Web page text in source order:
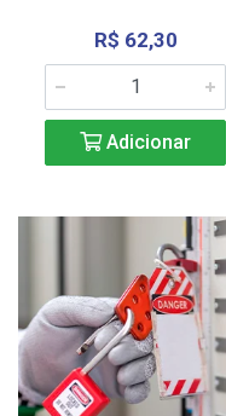
R$ 62,30
Adicionar